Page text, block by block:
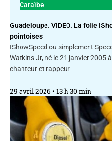
Caraïbe
Guadeloupe. VIDEO. La folie
pointoises
IShowSpeed ou simplement
Watkins Jr, né le 21 janvier 2005
chanteur et rappeur
29 avril 2026 13 h 30 min